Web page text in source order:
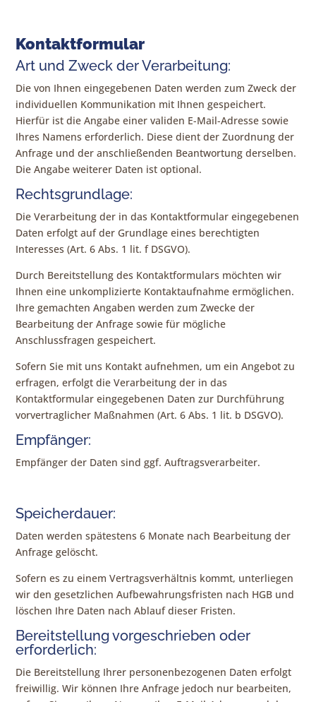
Kontaktformular
Art und Zweck der Verarbeitung:
Die von Ihnen eingegebenen Daten werden zum Zweck der
individuellen Kommunikation mit Ihnen gespeichert.
Hierfür ist die Angabe einer validen E-Mail-Adresse sowie
Ihres Namens erforderlich. Diese dient der Zuordnung der
Anfrage und der anschließenden Beantwortung derselben.
Die Angabe weiterer Daten ist optional.
Rechtsgrundlage:
Die Verarbeitung der in das Kontaktformular eingegebenen
Daten erfolgt auf der Grundlage eines berechtigten
Interesses (Art. 6 Abs. 1 lit. f DSGVO).
Durch Bereitstellung des Kontaktformulars möchten wir
Ihnen eine unkomplizierte Kontaktaufnahme ermöglichen.
Ihre gemachten Angaben werden zum Zwecke der
Bearbeitung der Anfrage sowie für mögliche
Anschlussfragen gespeichert.
Sofern Sie mit uns Kontakt aufnehmen, um ein Angebot zu
erfragen, erfolgt die Verarbeitung der in das
Kontaktformular eingegebenen Daten zur Durchführung
vorvertraglicher Maßnahmen (Art. 6 Abs. 1 lit. b DSGVO).
Empfänger:
Empfänger der Daten sind ggf. Auftragsverarbeiter.
Speicherdauer:
Daten werden spätestens 6 Monate nach Bearbeitung der
Anfrage gelöscht.
Sofern es zu einem Vertragsverhältnis kommt, unterliegen
wir den gesetzlichen Aufbewahrungsfristen nach HGB und
löschen Ihre Daten nach Ablauf dieser Fristen.
Bereitstellung vorgeschrieben oder
erforderlich:
Die Bereitstellung Ihrer personenbezogenen Daten erfolgt
freiwillig. Wir können Ihre Anfrage jedoch nur bearbeiten,